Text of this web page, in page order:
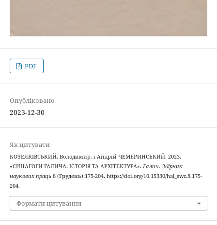
PDF
Опубліковано
2023-12-30
Як цитувати
КОЗЕЛКІВСЬКИЙ, Володимир, і Андрій ЧЕМЕРИНСЬКИЙ. 2023.
«СИНАГОГИ ГАЛИЧА: ІСТОРІЯ ТА АРХІТЕКТУРА». Галич. Збірник
наукових праць8 (Грудень):175-204. https://doi.org/10.15330/hal_swc.8.175-
204.
Формати цитування